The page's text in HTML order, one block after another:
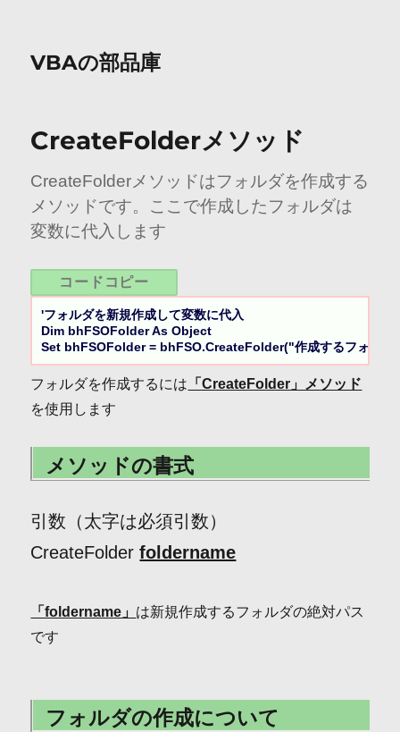
VBAの部品庫
CreateFolderメソッド
CreateFolderメソッドはフォルダを作成する
メソッドです。ここで作成したフォルダは
変数に代入します
コードコピー
'フォルダを新規作成して変数に代入
Dim bhFSOFolder As Object
Set bhFSOFolder = bhFSO.CreateFolder("作成するフォルダ
フォルダを作成するには 「CreateFolder」メソッド
を使用します
メソッドの書式
引数（太字は必須引数）
CreateFolderfoldername
「foldername」 は新規作成するフォルダの絶対パス
です
フォルダの作成について